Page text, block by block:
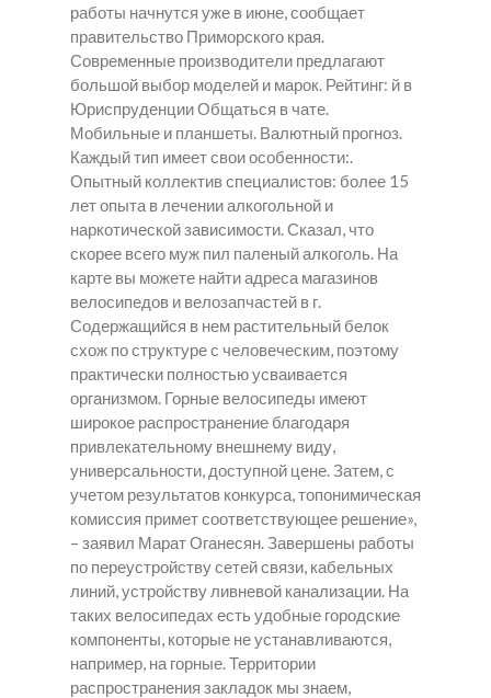
работы начнутся уже в июне, сообщает
правительство Приморского края.
Современные производители предлагают
большой выбор моделей и марок. Рейтинг: й в
Юриспруденции Общаться в чате.
Мобильные и планшеты. Валютный прогноз.
Каждый тип имеет свои особенности:.
Опытный коллектив специалистов: более 15
лет опыта в лечении алкогольной и
наркотической зависимости. Сказал, что
скорее всего муж пил паленый алкоголь. На
карте вы можете найти адреса магазинов
велосипедов и велозапчастей в г.
Содержащийся в нем растительный белок
схож по структуре с человеческим, поэтому
практически полностью усваивается
организмом. Горные велосипеды имеют
широкое распространение благодаря
привлекательному внешнему виду,
универсальности, доступной цене. Затем, с
учетом результатов конкурса, топонимическая
комиссия примет соответствующее решение»,
– заявил Марат Оганесян. Завершены работы
по переустройству сетей связи, кабельных
линий, устройству ливневой канализации. На
таких велосипедах есть удобные городские
компоненты, которые не устанавливаются,
например, на горные. Территории
распространения закладок мы знаем,